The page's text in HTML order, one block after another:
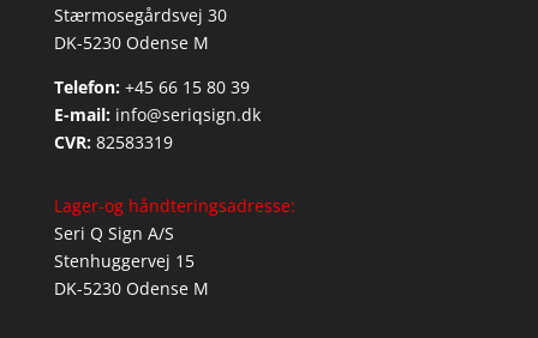
Stærmosegårdsvej 30
DK-5230 Odense M
Telefon: +45 66 15 80 39
E-mail: info@seriqsign.dk
CVR: 82583319
Lager-og håndteringsadresse:
Seri Q Sign A/S
Stenhuggervej 15
DK-5230 Odense M